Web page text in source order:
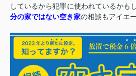
しているから犯罪に使われているかも
分の家ではない空き家の相談もアイエ